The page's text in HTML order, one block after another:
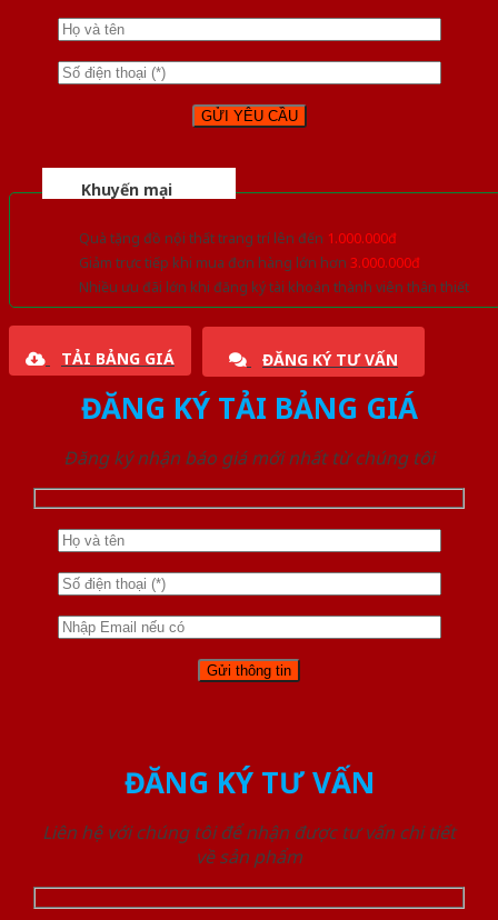
Khuyến mại
Quà tặng đồ nội thất trang trí lên đến 1.000.000đ
Giảm trực tiếp khi mua đơn hàng lớn hơn 3.000.000đ
Nhiều ưu đãi lớn khi đăng ký tài khoản thành viên thân thiết
TẢI BẢNG GIÁ ĐĂNG KÝ TƯ VẤN
ĐĂNG KÝ TẢI BẢNG GIÁ
Đăng ký nhận báo giá mới nhất từ chúng tôi
ĐĂNG KÝ TƯ VẤN
Liên hệ với chúng tôi để nhận được tư vấn chi tiết
về sản phẩm